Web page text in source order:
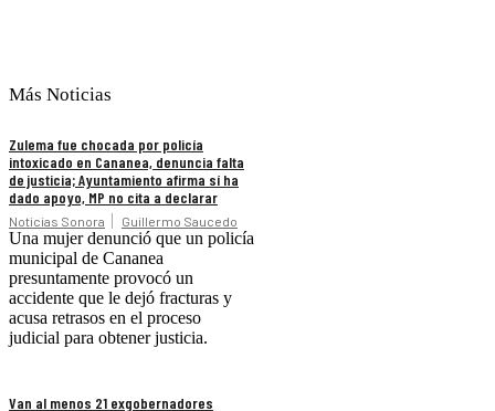
Más Noticias
Zulema fue chocada por policía
intoxicado en Cananea, denuncia falta
de justicia; Ayuntamiento afirma sí ha
dado apoyo, MP no cita a declarar
Noticias Sonora Guillermo Saucedo
Una mujer denunció que un policía
municipal de Cananea
presuntamente provocó un
accidente que le dejó fracturas y
acusa retrasos en el proceso
judicial para obtener justicia.
Van al menos 21 exgobernadores